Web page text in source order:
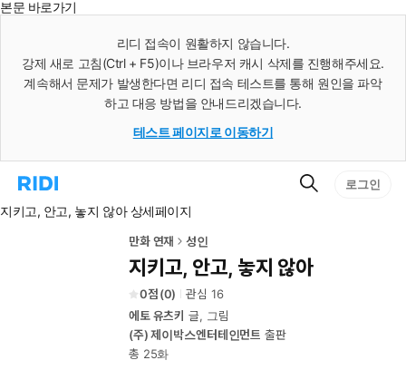
본문 바로가기
리디 접속이 원활하지 않습니다.
강제 새로 고침(Ctrl + F5)이나 브라우저 캐시 삭제를 진행해주세요.
계속해서 문제가 발생한다면 리디 접속 테스트를 통해 원인을 파악
하고 대응 방법을 안내드리겠습니다.
테스트 페이지로 이동하기
리
홈
검
로그인
지키고, 안고, 놓지 않아 상세페이지
만화 연재 성인
지키고, 안고, 놓지 않아
0 (0) 관심 16
에토 유츠키 글, 그림
(주) 제이박스엔터테인먼트 출판
총 25화